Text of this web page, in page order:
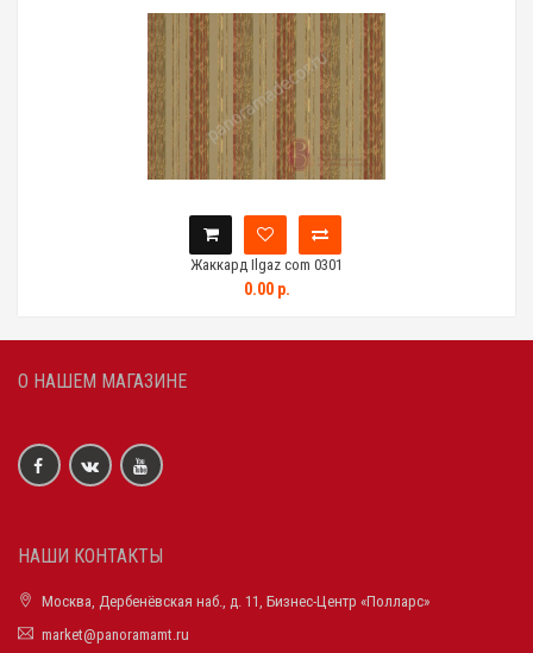
Жаккард Ilgaz com 0301
0.00 р.
О НАШЕМ МАГАЗИНЕ
НАШИ КОНТАКТЫ
Москва, Дербенёвская наб., д. 11, Бизнес-Центр «Полларс»
market@panoramamt.ru